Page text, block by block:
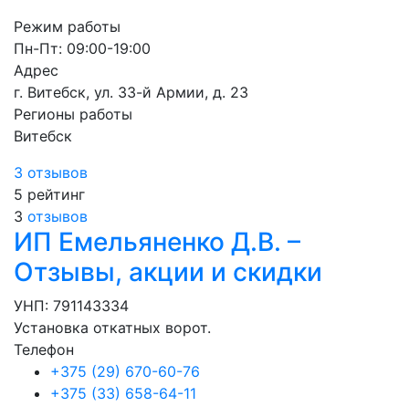
Режим работы
Пн-Пт: 09:00-19:00
Адрес
г. Витебск, ул. 33-й Армии, д. 23
Регионы работы
Витебск
3 отзывов
5 рейтинг
3 отзывов
ИП Емельяненко Д.В. –
Отзывы, акции и скидки
УНП: 791143334
Установка откатных ворот.
Телефон
+375 (29) 670-60-76
+375 (33) 658-64-11